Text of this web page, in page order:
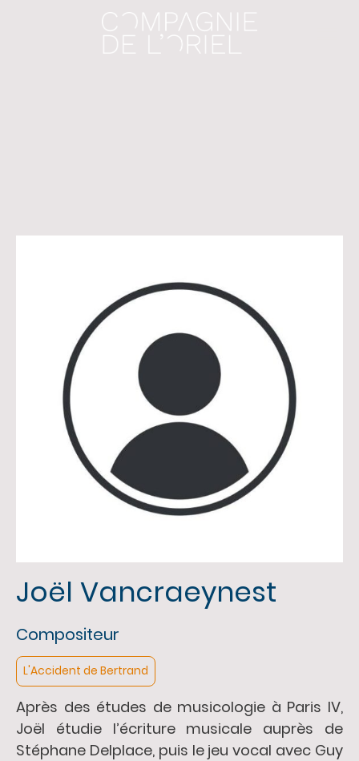
Joël Vancraeynest
Compositeur
Après des études de musicologie à Paris IV,
Joël étudie l’écriture musicale auprès de
Stéphane Delplace, puis le jeu vocal avec Guy
L'Accident de Bertrand